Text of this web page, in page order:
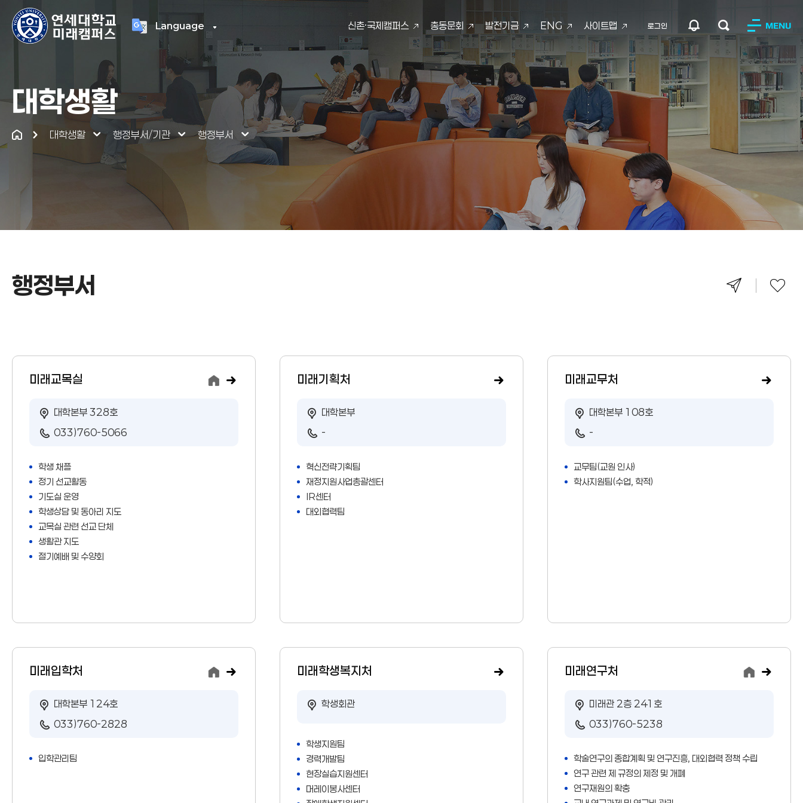
Language 신촌·국제캠퍼스 총동문회 발전기금 ENG 사이트맵 로그인 MENU
연세대학교통합검색
대학생활
대학생활 행정부서/기관 행정부서
행정부서
행정부서
미래교목실
대학본부 328호
033)760-5066
학생 채플
정기 선교활동
기도실 운영
학생상담 및 동아리 지도
교목실 관련 선교 단체
생활관 지도
절기예배 및 수양회
미래기획처
대학본부
-
혁신전략기획팀
재정지원사업총괄센터
IR센터
대외협력팀
미래교무처
대학본부 108호
-
교무팀(교원 인사)
학사지원팀(수업, 학적)
미래입학처
대학본부 124호
033)760-2828
입학관리팀
미래학생복지처
학생회관
학생지원팀
경력개발팀
현장실습지원센터
머레이봉사센터
미래연구처
미래관 2층 241호
033)760-5238
학술연구의 종합계획 및 연구진흥, 대외협력 정책 수립
연구 관련 제 규정의 제정 및 개폐
연구재원의 확충